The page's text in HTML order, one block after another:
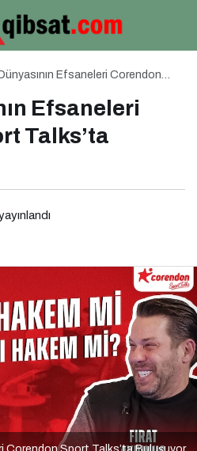
Efsaneleri Corendon
Efsaneleri
Talks’ta
Küresel Başarısı